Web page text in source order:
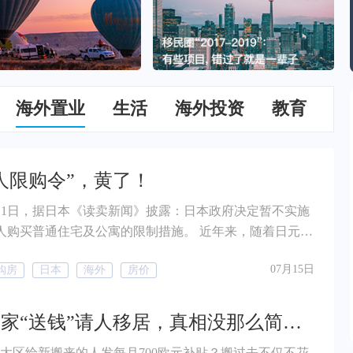
海外置业 生活 海外投资 教育
限购令”，黄了！
1日，据日本《读卖新闻》披露：日本政府决定暂不实施
购买普通住宅及公寓的限制措施。 近年来，随着日元持
显增加。日本东京、大阪等区域备受海外投资者关注，
音。部分议员认为，海外资金的大量流入推高核心城市
本本地居民购房难度增加。
房 日本 海外 房价 07月15日
这些国家“送钱”请人移居，真相没那么简单！